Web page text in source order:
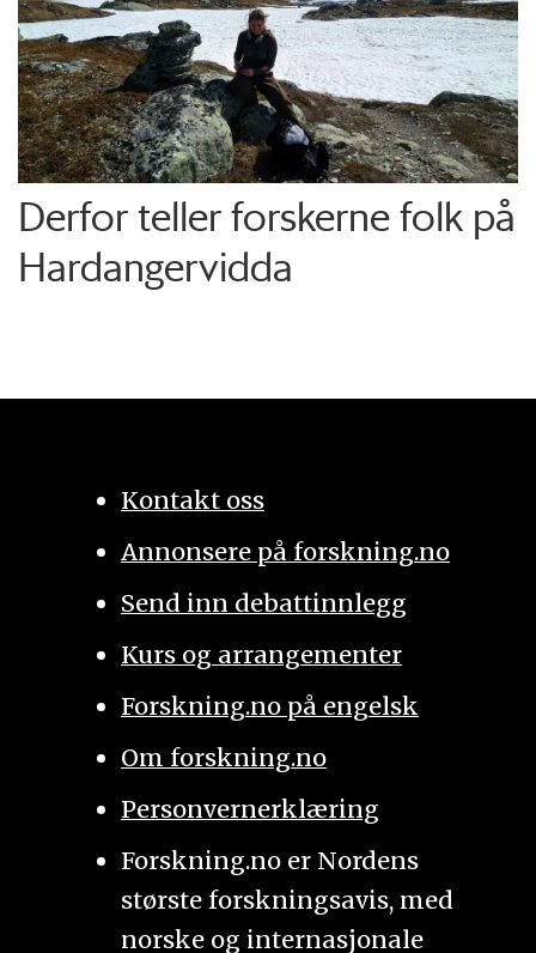
Derfor teller forskerne folk på
Hardangervidda
Kontakt oss
Annonsere på forskning.no
Send inn debattinnlegg
Kurs og arrangementer
Forskning.no på engelsk
Om forskning.no
Personvernerklæring
Forskning.no er Nordens
største forskningsavis, med
norske og internasjonale